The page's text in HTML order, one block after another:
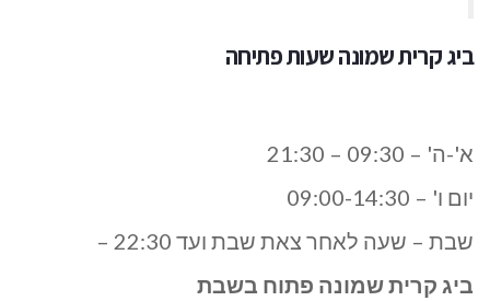
ביגקריתשמונהשעות פתיחה
א'-ה' – 09:30 – 21:30
יום ו' – 09:00-14:30
שבת – שעה לאחר צאת שבת ועד 22:30 –
ביג קרית שמונה פתוח בשבת